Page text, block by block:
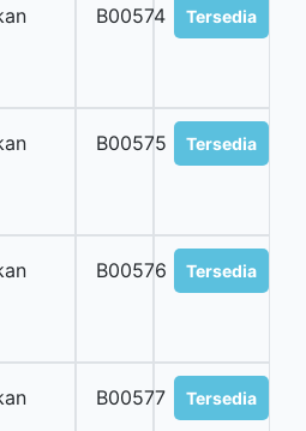
B00574 Tersedia
B00575 Tersedia
B00576 Tersedia
B00577 Tersedia